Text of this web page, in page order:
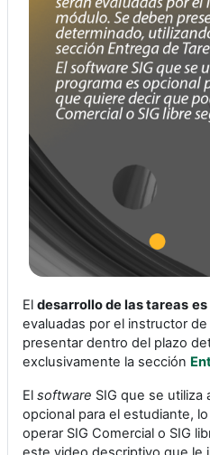
El desarrollo de las tareas
evaluadas por el instructor
presentar dentro del plazo
exclusivamente la sección
El software SIG que se utiliza
opcional para el estudiante,
operar SIG Comercial o SIG